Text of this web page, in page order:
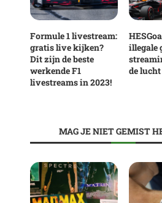
Formule 1 livestream:
gratis live kijken?
Dit zijn de beste
werkende F1
livestreams in 2023!
illegale
de
MAG JE NIET GEMIST